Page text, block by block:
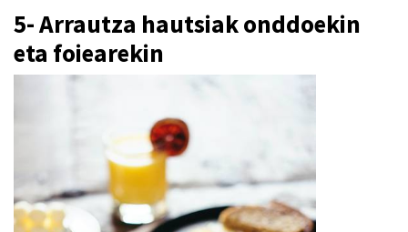
5-Arrautza hautsiak onddoekin
eta foiearekin